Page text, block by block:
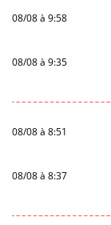
08/08 à 9:58
08/08 à 9:35
08/08 à 8:51
08/08 à 8:37